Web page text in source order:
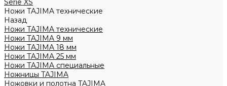
Serie XS
Ножи TAJIMA технические
Назад
Ножи TAJIMA технические
Ножи TAJIMA 9 мм
Ножи TAJIMA 18 мм
Ножи TAJIMA 25 мм
Ножи TAJIMA специальные
Ножницы TAJIMA
Ножовки и полотна TAJIMA